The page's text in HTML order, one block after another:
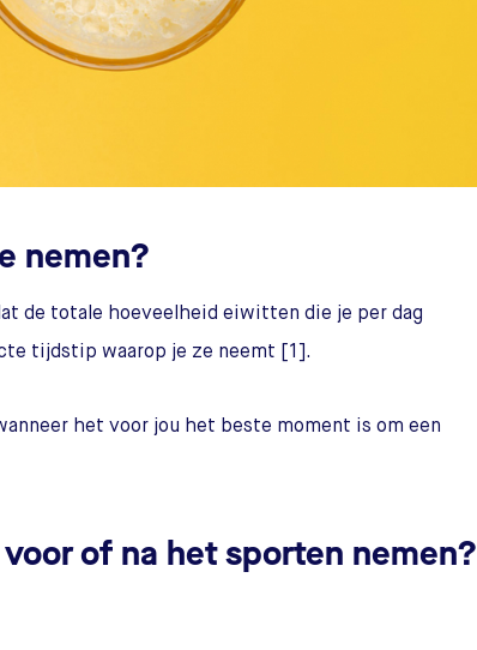
nemen?
de totale hoeveelheid eiwitten die je per dag
tijdstip waarop je ze neemt [1].
het voor jou het beste moment is om een
of na het sporten nemen?